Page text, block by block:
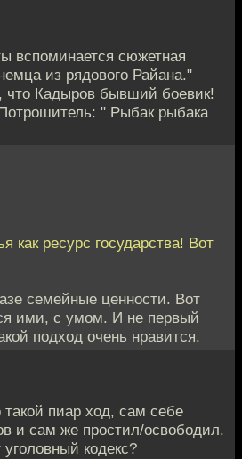
вспоминается сюжетная
из рядового Райана."
что Кадыров бывший боевик!
" Рыбак рыбака
как ресурс государства! Вот
семейные ценности. Вот
ими, с умом. И не первый
подход очень нравится.
такой пиар ход, сам себе
и сам же простил/освободил.
кодекс?